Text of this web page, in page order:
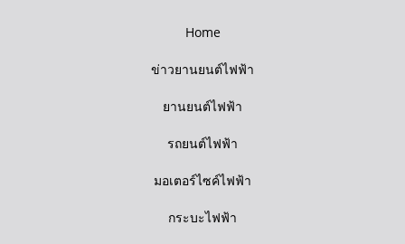
Home
ข่าวยานยนต์ไฟฟ้า
ยานยนต์ไฟฟ้า
รถยนต์ไฟฟ้า
มอเตอร์ไซค์ไฟฟ้า
กระบะไฟฟ้า